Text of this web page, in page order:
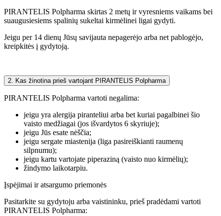
PIRANTELIS Polpharma skirtas 2 metų ir vyresniems vaikams bei
suaugusiesiems spalinių sukeltai kirmėlinei ligai gydyti.
Jeigu per 14 dienų Jūsų savijauta nepagerėjo arba net pablogėjo,
kreipkitės į gydytoją.
2. Kas žinotina prieš vartojant PIRANTELIS Polpharma
PIRANTELIS Polpharma vartoti negalima:
jeigu yra alergija piranteliui arba bet kuriai pagalbinei šio
vaisto medžiagai (jos išvardytos 6 skyriuje);
jeigu Jūs esate nėščia;
jeigu sergate miastenija (liga pasireiškianti raumenų
silpnumu);
jeigu kartu vartojate piperaziną (vaisto nuo kirmėlių);
žindymo laikotarpiu.
Įspėjimai ir atsargumo priemonės
Pasitarkite su gydytoju arba vaistininku, prieš pradėdami vartoti
PIRANTELIS Polpharma: